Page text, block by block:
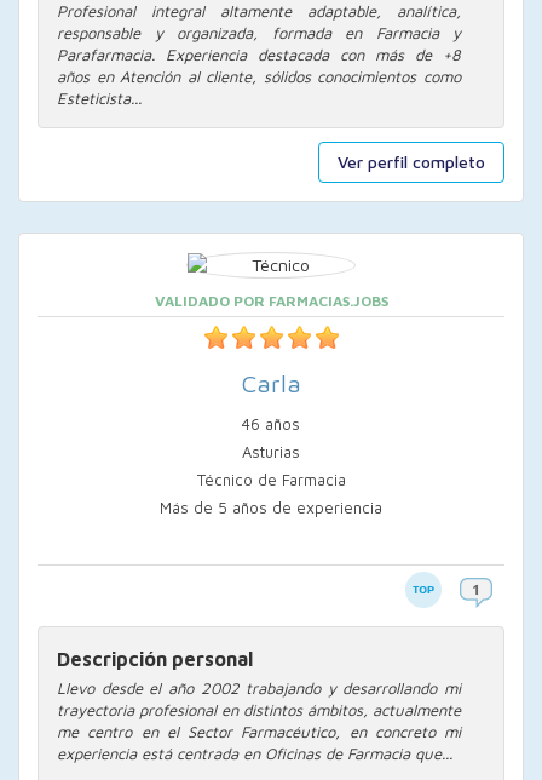
Ver perfil completo
Profesional integral altamente adaptable, analítica,
responsable y organizada, formada en Farmacia y
Parafarmacia. Experiencia destacada con más de +8
años en Atención al cliente, sólidos conocimientos como
Esteticista...
VALIDADO POR FARMACIAS.JOBS
Carla
46 años
Asturias
Técnico de Farmacia
Más de 5 años de experiencia
Descripción personal
Llevo desde el año 2002 trabajando y desarrollando mi
trayectoria profesional en distintos ámbitos, actualmente
me centro en el Sector Farmacéutico, en concreto mi
experiencia está centrada en Oficinas de Farmacia que...